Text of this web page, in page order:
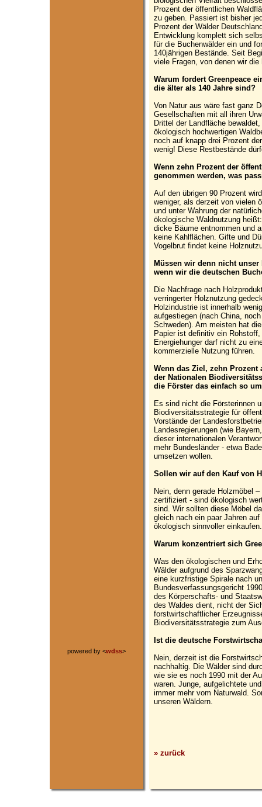
powered by <wdss>
Prozent der öffentlichen
zu geben. Passiert ist bisher
Prozent der Wälder
Entwicklung komplett sich
für die Buchenwälder ein und
140jährigen Bestände. Seit
viele Fragen, von denen wir
Warum fordert Greenpeace
die älter als 140 Jahre sind?
Von Natur aus wäre fast ganz
Gesellschaften mit all ihren
Drittel der Landfläche
ökologisch hochwertigen
noch auf knapp drei Prozent
wenig! Diese Restbestände
Wenn zehn Prozent der
genommen werden, was
Auf den übrigen 90 Prozent
weniger, als derzeit von vielen
und unter Wahrung der
ökologische Waldnutzung
dicke Bäume entnommen und
keine Kahlflächen. Gifte und
Vogelbrut findet keine
Müssen wir denn nicht
wenn wir die deutschen
Die Nachfrage nach
verringerter Holznutzung
Holzindustrie ist innerhalb
aufgestiegen (nach China,
Schweden). Am meisten hat
Papier ist definitiv ein
Energiehunger darf nicht zu
kommerzielle Nutzung führen.
Wenn das Ziel, zehn
der Nationalen
die Förster das einfach so
Es sind nicht die Försterinnen
Biodiversitätsstrategie für
Vorstände der
Landesregierungen (wie
dieser internationalen
mehr Bundesländer - etwa
umsetzen wollen.
Sollen wir auf den Kauf von
Nein, denn gerade Holzmöbel
zertifiziert - sind ökologisch
sind. Wir sollten diese Möbel
gleich nach ein paar Jahren
ökologisch sinnvoller einkaufen.
Warum konzentriert sich
Was den ökologischen und
Wälder aufgrund des
eine kurzfristige Spirale nach
Bundesverfassungsgericht
des Körperschafts- und
des Waldes dient, nicht der
forstwirtschaftlicher
Biodiversitätsstrategie zum
Ist die deutsche
Nein, derzeit ist die
nachhaltig. Die Wälder sind
wie sie es noch 1990 mit der
waren. Junge, aufgelichtete
immer mehr vom Naturwald.
unseren Wäldern.
» zurück